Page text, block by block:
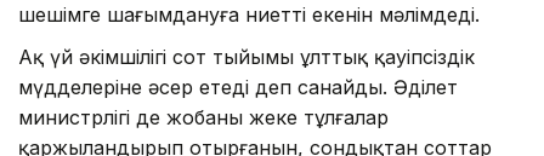
шешімге шағымдануға ниетті екенін мәлімдеді.
Ақ үй әкімшілігі сот тыйымы ұлттық қауіпсіздік
мүдделеріне әсер етеді деп санайды. Әділет
министрлігі де жобаны жеке тұлғалар
қаржыландырып отырғанын, сондықтан соттар